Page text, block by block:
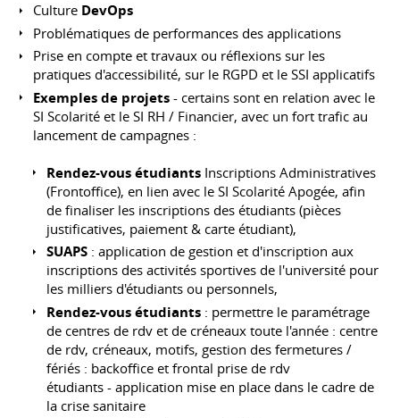
Culture DevOps
Problématiques de performances des applications
Prise en compte et travaux ou réflexions sur les
pratiques d'accessibilité, sur le RGPD et le SSI applicatifs
Exemples de projets - certains sont en relation avec le
SI Scolarité et le SI RH / Financier, avec un fort trafic au
lancement de campagnes :
Rendez-vous étudiants Inscriptions Administratives
(Frontoffice), en lien avec le SI Scolarité Apogée, afin
de finaliser les inscriptions des étudiants (pièces
justificatives, paiement & carte étudiant),
SUAPS : application de gestion et d'inscription aux
inscriptions des activités sportives de l'université pour
les milliers d'étudiants ou personnels,
Rendez-vous étudiants : permettre le paramétrage
de centres de rdv et de créneaux toute l'année : centre
de rdv, créneaux, motifs, gestion des fermetures /
fériés : backoffice et frontal prise de rdv
étudiants - application mise en place dans le cadre de
la crise sanitaire